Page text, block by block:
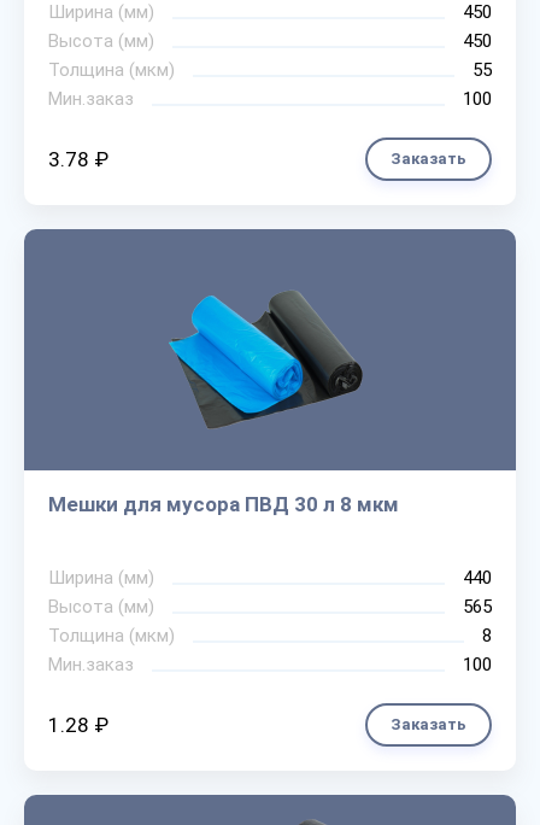
Ширина (мм)
450
Высота (мм)
450
Толщина (мкм)
55
Мин.заказ
100
3.78 ₽ Заказать
Мешки для мусора ПВД 30 л 8 мкм
Ширина (мм)
440
Высота (мм)
565
Толщина (мкм)
8
Мин.заказ
100
1.28 ₽ Заказать